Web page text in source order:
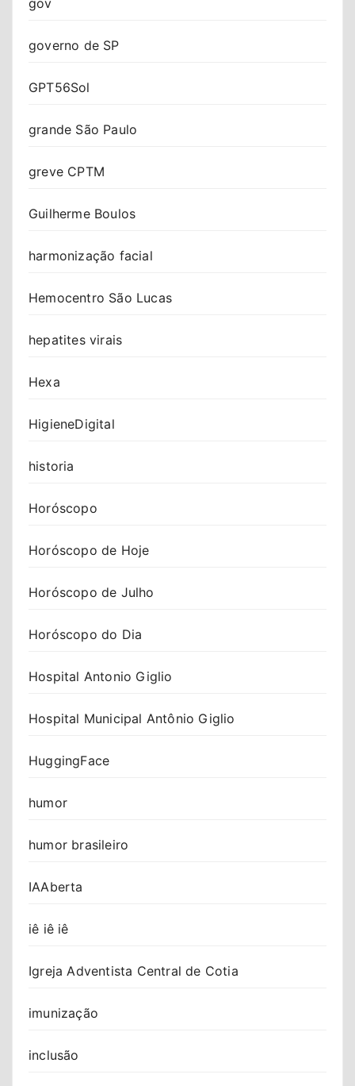
governo de SP
GPT56Sol
grande São Paulo
greve CPTM
Guilherme Boulos
harmonização facial
Hemocentro São Lucas
hepatites virais
Hexa
HigieneDigital
historia
Horóscopo
Horóscopo de Hoje
Horóscopo de Julho
Horóscopo do Dia
Hospital Antonio Giglio
Hospital Municipal Antônio Giglio
HuggingFace
humor
humor brasileiro
IAAberta
iê iê iê
Igreja Adventista Central de Cotia
imunização
inclusão